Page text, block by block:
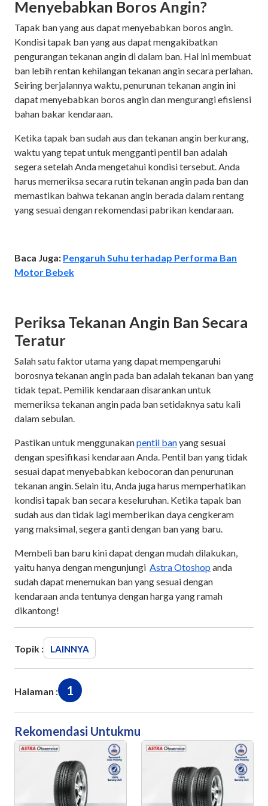
Menyebabkan Boros Angin?
Tapak ban yang aus dapat menyebabkan boros angin.
Kondisi tapak ban yang aus dapat mengakibatkan
pengurangan tekanan angin di dalam ban. Hal ini membuat
ban lebih rentan kehilangan tekanan angin secara perlahan.
Seiring berjalannya waktu, penurunan tekanan angin ini
dapat menyebabkan boros angin dan mengurangi efisiensi
bahan bakar kendaraan.
Ketika tapak ban sudah aus dan tekanan angin berkurang,
waktu yang tepat untuk mengganti pentil ban adalah
segera setelah Anda mengetahui kondisi tersebut. Anda
harus memeriksa secara rutin tekanan angin pada ban dan
memastikan bahwa tekanan angin berada dalam rentang
yang sesuai dengan rekomendasi pabrikan kendaraan.
Baca Juga: Pengaruh Suhu terhadap Performa Ban
Motor Bebek
Periksa Tekanan Angin Ban Secara
Teratur
Salah satu faktor utama yang dapat mempengaruhi
borosnya tekanan angin pada ban adalah tekanan ban yang
tidak tepat. Pemilik kendaraan disarankan untuk
memeriksa tekanan angin pada ban setidaknya satu kali
dalam sebulan.
Pastikan untuk menggunakanpentil banyang sesuai
dengan spesifikasi kendaraan Anda. Pentil ban yang tidak
sesuai dapat menyebabkan kebocoran dan penurunan
tekanan angin. Selain itu, Anda juga harus memperhatikan
kondisi tapak ban secara keseluruhan. Ketika tapak ban
sudah aus dan tidak lagi memberikan daya cengkeram
yang maksimal, segera ganti dengan ban yang baru.
Membeli ban baru kini dapat dengan mudah dilakukan,
yaitu hanya dengan mengunjungi Astra Otoshop anda
sudah dapat menemukan ban yang sesuai dengan
kendaraan anda tentunya dengan harga yang ramah
dikantong!
Topik : LAINNYA
Halaman : 1
Rekomendasi Untukmu